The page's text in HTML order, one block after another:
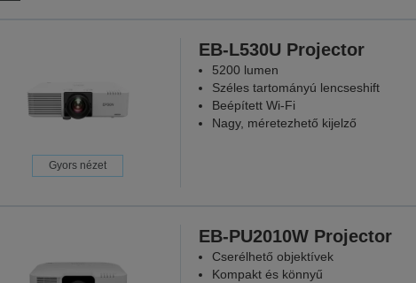
Gyors nézet
EB-L530U Projector
5200 lumen
Széles tartományú lencseshift
Beépített Wi-Fi
Nagy, méretezhető kijelző
EB-PU2010W Projector
Cserélhető objektívek
Kompakt és könnyű